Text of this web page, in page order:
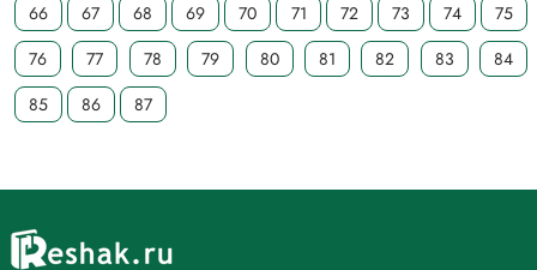
66
67 68 69 70 71 72 73 74
75
76
77 78 79 80 81 82 83
84
85
86 87